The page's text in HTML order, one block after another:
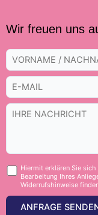
Wir freuen uns
Hiermit erklären Sie
Bearbeitung Ihres
Widerrufshinweise